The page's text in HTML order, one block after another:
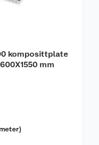
komposittplate
mm
)